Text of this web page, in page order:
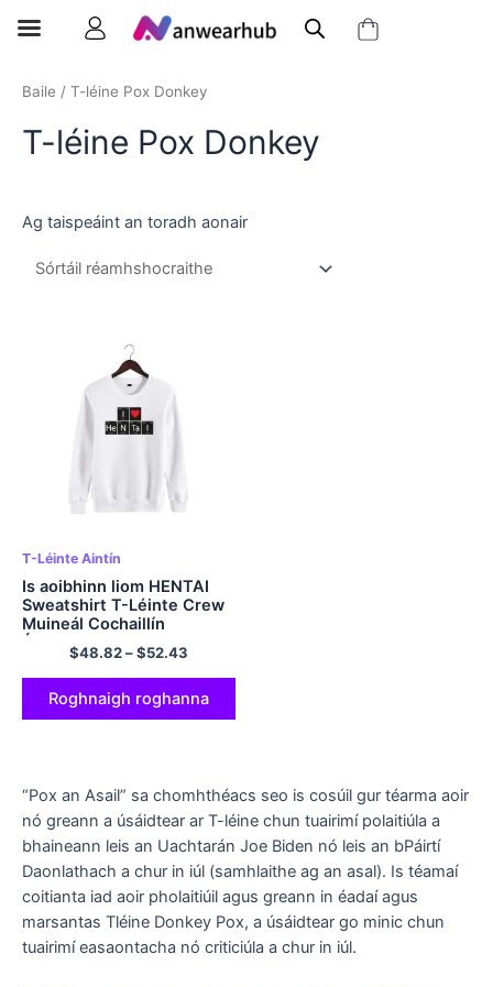
Baile / T-léine Pox Donkey
T-léine Pox Donkey
Ag taispeáint an toradh aonair
T-Léinte Aintín
Is aoibhinn liom HENTAI
Sweatshirt T-Léinte Crew
Muineál Cochaillín
Éadroma d’Fhir agus do
Mhná Ildathach
$48.82–$52.43
Roghnaigh roghanna
“Pox an Asail” sa chomhthéacs seo is cosúil gur téarma aoir
nó greann a úsáidtear ar T-léine chun tuairimí polaitiúla a
bhaineann leis an Uachtarán Joe Biden nó leis an bPáirtí
Daonlathach a chur in iúl (samhlaithe ag an asal). Is téamaí
coitianta iad aoir pholaitiúil agus greann in éadaí agus
marsantas Tléine Donkey Pox, a úsáidtear go minic chun
tuairimí easaontacha nó criticiúla a chur in iúl.